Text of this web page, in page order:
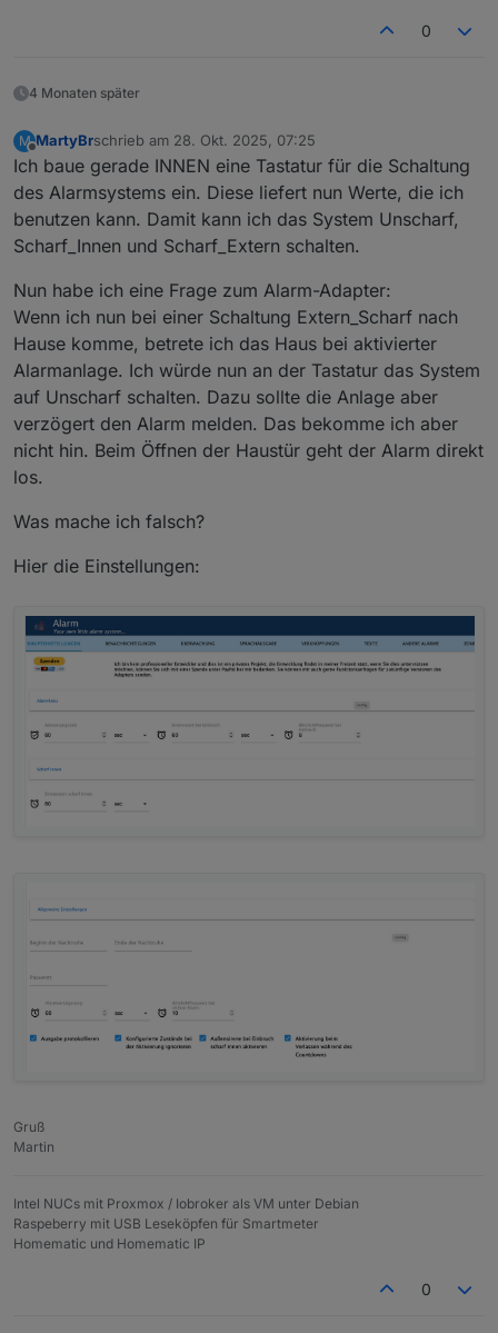
0
4 Monaten später
M
Offline
MartyBrschrieb am 28. Okt. 2025, 07:25
zuletzt editiert von
Ich baue gerade INNEN eine Tastatur für die Schaltung
des Alarmsystems ein. Diese liefert nun Werte, die ich
benutzen kann. Damit kann ich das System Unscharf,
Scharf_Innen und Scharf_Extern schalten.
Nun habe ich eine Frage zum Alarm-Adapter:
Wenn ich nun bei einer Schaltung Extern_Scharf nach
Hause komme, betrete ich das Haus bei aktivierter
Alarmanlage. Ich würde nun an der Tastatur das System
auf Unscharf schalten. Dazu sollte die Anlage aber
verzögert den Alarm melden. Das bekomme ich aber
nicht hin. Beim Öffnen der Haustür geht der Alarm direkt
los.
Was mache ich falsch?
Hier die Einstellungen:
Gruß
Martin
Intel NUCs mit Proxmox / Iobroker als VM unter Debian
Raspeberry mit USB Leseköpfen für Smartmeter
Homematic und Homematic IP
0